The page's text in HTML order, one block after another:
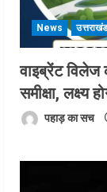
News उत्तराखंड
वाइब्रेंट विलेज
समीक्षा, लक्ष्य
पहाड़ का सच